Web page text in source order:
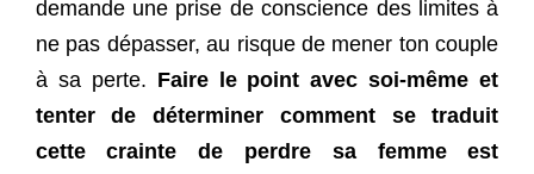
demande une prise de conscience des limites à
ne pas dépasser, au risque de mener ton couple
à sa perte. Faire le point avec soi-même et
tenter de déterminer comment se traduit
cette crainte de perdre sa femme est